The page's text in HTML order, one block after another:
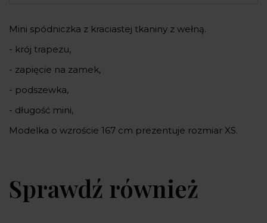
Mini spódniczka z kraciastej tkaniny z wełną.
- krój trapezu,
- zapięcie na zamek,
- podszewka,
- długość mini,
Modelka o wzroście 167 cm prezentuje rozmiar XS.
Sprawdź również